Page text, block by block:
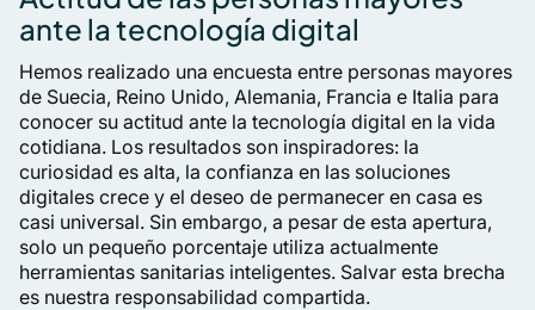
ante la tecnología digital
Hemos realizado una encuesta entre personas mayores
de Suecia, Reino Unido, Alemania, Francia e Italia para
conocer su actitud ante la tecnología digital en la vida
cotidiana. Los resultados son inspiradores: la
curiosidad es alta, la confianza en las soluciones
digitales crece y el deseo de permanecer en casa es
casi universal. Sin embargo, a pesar de esta apertura,
solo un pequeño porcentaje utiliza actualmente
herramientas sanitarias inteligentes. Salvar esta brecha
es nuestra responsabilidad compartida.